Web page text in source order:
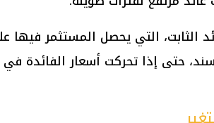
الثابت، التي يحصل المستثمر فيها
حتى إذا تحركت أسعار الفائدة في